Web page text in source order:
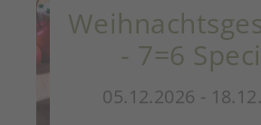
- 7=6
05.12.2026 -